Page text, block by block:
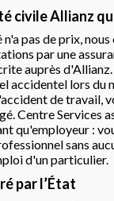
civile Allianz
pas de prix,
par une
auprès d'Allianz.
accidentel lors du
de travail,
Centre Services
qu'employeur :
sans
d'un particulier.
par l’État